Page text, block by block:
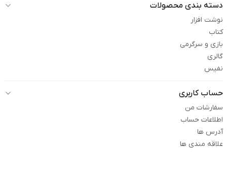
دسته بندی محصولات
نوشت افزار
کتاب
بازی و سرگرمی
گالری
نفیس
حساب کاربری
سفارشات من
اطلاعات حساب
آدرس ها
علاقه مندی ها